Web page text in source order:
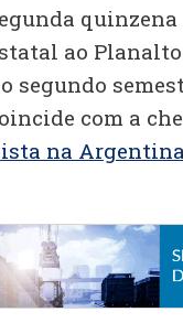
ao
segundo
com a
na Argentina